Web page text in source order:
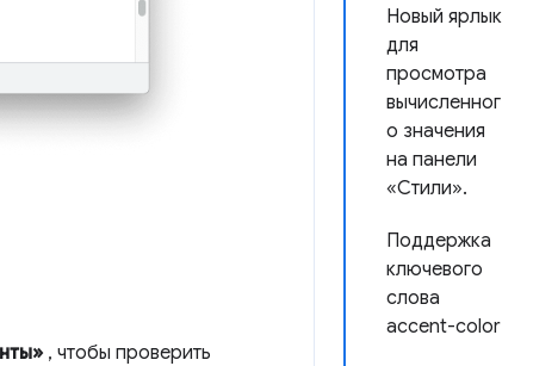
Новый ярлык
для
просмотра
вычисленног
о значения
на панели
«Стили».
Поддержка
ключевого
слова
accent-color
, чтобы проверить